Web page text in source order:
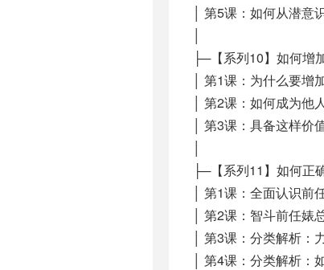
│ 第5课：如何从潜
├─【系列10】如何增
│ 第1课：为什么要
│ 第2课：如何成为
│ 第3课：具备这样
├─【系列11】如何正
│ 第1课：全面认识前
│ 第2课：智斗前任婊
│ 第3课：分类解析
│ 第4课：分类解析